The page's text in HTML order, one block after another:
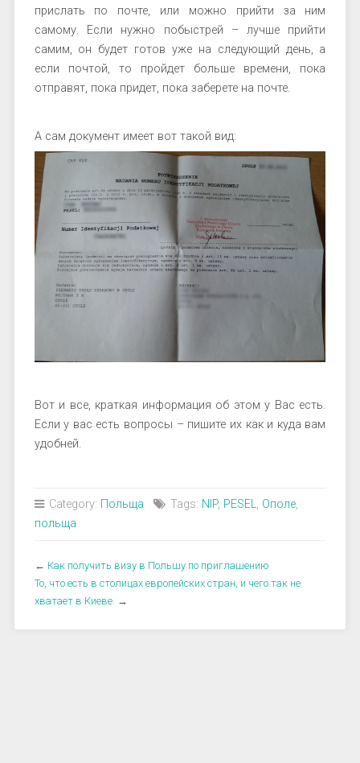
прислать по почте, или можно прийти за ним
самому. Если нужно побыстрей – лучше прийти
самим, он будет готов уже на следующий день, а
если почтой, то пройдет больше времени, пока
отправят, пока придет, пока заберете на почте.
А сам документ имеет вот такой вид:
Вот и все, краткая информация об этом у Вас есть.
Если у вас есть вопросы – пишите их как и куда вам
удобней.
Category: Польща Tags: NIP, PESEL, Ополе,
польща
← Как получить визу в Польшу по приглашению
То, что есть в столицах европейских стран, и чего так не
хватает в Киеве. →